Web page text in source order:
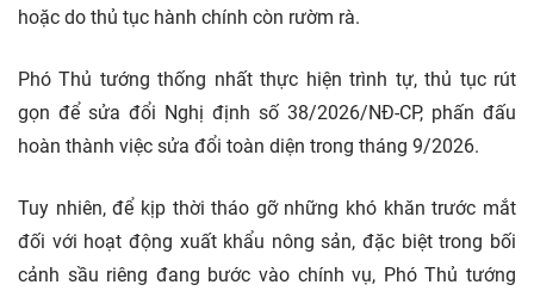
hoặc do thủ tục hành chính còn rườm rà.
Phó Thủ tướng thống nhất thực hiện trình tự, thủ tục rút
gọn để sửa đổi Nghị định số 38/2026/NĐ-CP, phấn đấu
hoàn thành việc sửa đổi toàn diện trong tháng 9/2026.
Tuy nhiên, để kịp thời tháo gỡ những khó khăn trước mắt
đối với hoạt động xuất khẩu nông sản, đặc biệt trong bối
cảnh sầu riêng đang bước vào chính vụ, Phó Thủ tướng